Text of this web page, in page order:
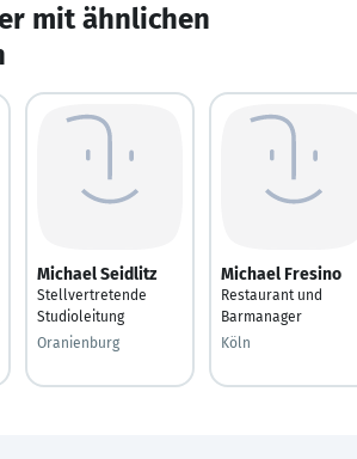
mit ähnlichen
Michael Seidlitz
Stellvertretende
Studioleitung
Oranienburg
Michael Fresino
Restaurant und
Barmanager
Köln